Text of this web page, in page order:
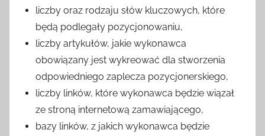
liczby oraz rodzaju słów kluczowych, które
będą podlegały pozycjonowaniu,
liczby artykułów, jakie wykonawca
obowiązany jest wykreować dla stworzenia
odpowiedniego zaplecza pozycjonerskiego,
liczby linków, które wykonawca będzie wiązał
ze stroną internetową zamawiającego,
bazy linków, z jakich wykonawca będzie